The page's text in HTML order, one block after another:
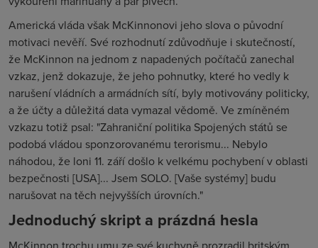
Americká vláda však McKinnonovi jeho slova o původní
motivaci nevěří. Své rozhodnutí zdůvodňuje i skutečností,
že McKinnon na jednom z napadených počítačů zanechal
vzkaz, jenž dokazuje, že jeho pohnutky, které ho vedly k
narušení vládních a armádních sítí, byly motivovány politicky,
a že účty a důležitá data vymazal vědomě. Ve zmíněném
vzkazu totiž psal: "Zahraniční politika Spojených států se
podobá vládou sponzorovanému terorismu... Nebylo
náhodou, že loni 11. září došlo k velkému pochybení v oblasti
bezpečnosti [USA]... Jsem SOLO. [Vaše systémy] budu
narušovat na těch nejvyšších úrovních."
Jednoduchý skript a prázdná hesla